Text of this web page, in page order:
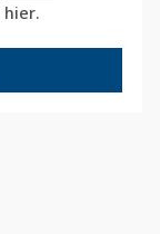
hier.